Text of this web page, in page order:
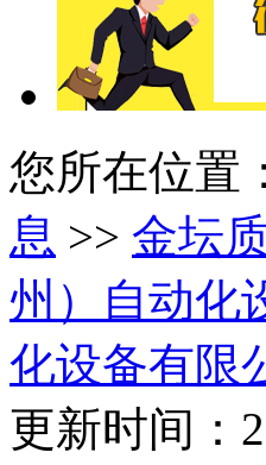
您所在位置：
息 >> 金坛
州）自动化
化设备有限
更新时间：